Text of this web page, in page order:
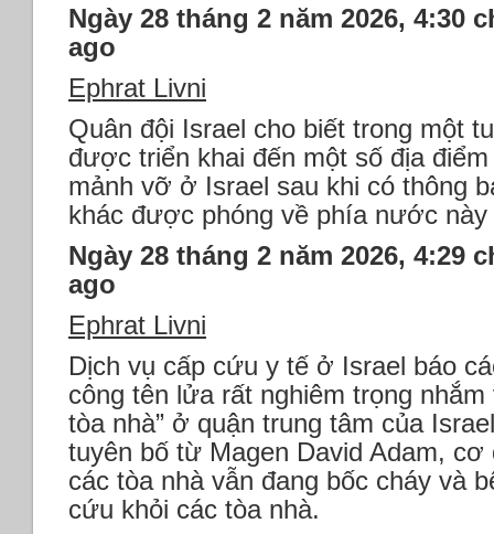
Ngày 28 tháng 2 năm 2026, 4:30
ago
Ephrat Livni
Quân đội Israel cho biết trong một
được triển khai đến một số địa
mảnh vỡ ở Israel sau khi có thông
khác được phóng về phía nước
Ngày 28 tháng 2 năm 2026, 4:29
ago
Ephrat Livni
Dịch vụ cấp cứu y tế ở Israel báo
công tên lửa rất nghiêm trọng
tòa nhà” ở quận trung tâm của
tuyên bố từ Magen David Adam,
các tòa nhà vẫn đang bốc cháy và
cứu khỏi các tòa nhà.